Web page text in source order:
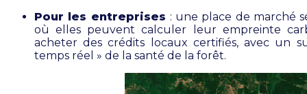
Pour les entreprises : une place de marché
où elles peuvent calculer leur empreinte
acheter des crédits locaux certifiés, avec un
temps réel » de la santé de la forêt.